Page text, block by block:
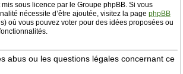
sous licence par le Groupe phpBB. Si vous
nécessite d’être ajoutée, visitez la page phpBB
où vous pouvez voter pour des idées proposées ou
abus ou les questions légales concernant ce